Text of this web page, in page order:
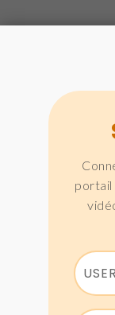
portail